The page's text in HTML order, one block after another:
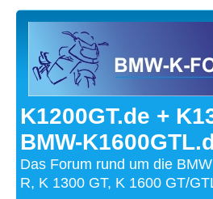
K1200GT.de +
BMW-
Das Forum rund um die
R, K 1300 GT, K 1600 GT/